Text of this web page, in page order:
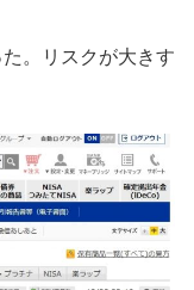
。リスクが大きす